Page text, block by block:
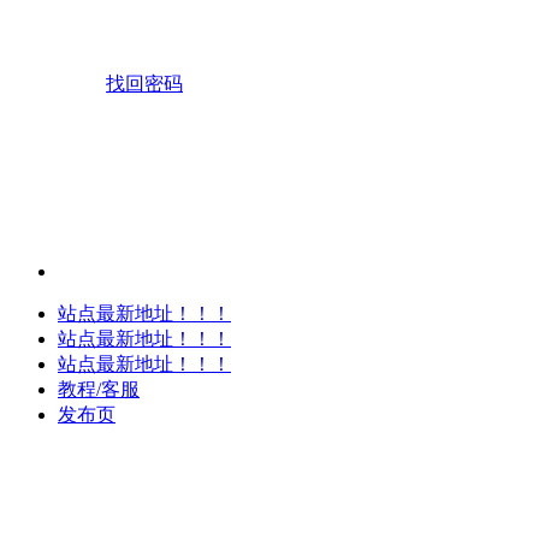
找回密码
站点最新地址！！！
站点最新地址！！！
站点最新地址！！！
教程/客服
发布页